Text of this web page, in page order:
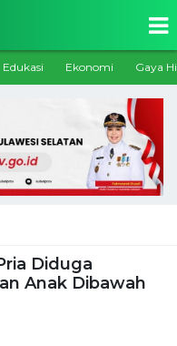
Edukasi Ekonomi Gaya
Diduga
Anak Dibawah